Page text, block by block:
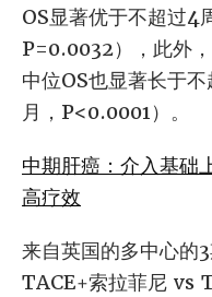
OS显著优于不超过4
P=0.0032），此外
中位OS也显著长于
月，P<0.0001）。
中期肝癌：介入基础
高疗效
来自英国的多中心的
TACE+索拉菲尼 vs